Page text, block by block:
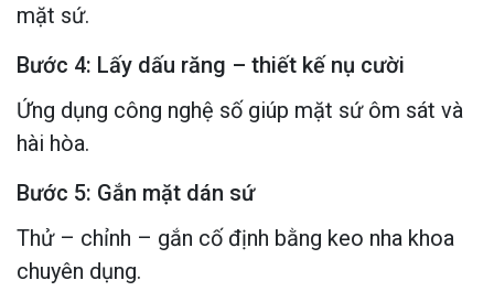
mặt sứ.
Bước 4: Lấy dấu răng – thiết kế nụ cười
Ứng dụng công nghệ số giúp mặt sứ ôm sát và
hài hòa.
Bước 5: Gắn mặt dán sứ
Thử – chỉnh – gắn cố định bằng keo nha khoa
chuyên dụng.